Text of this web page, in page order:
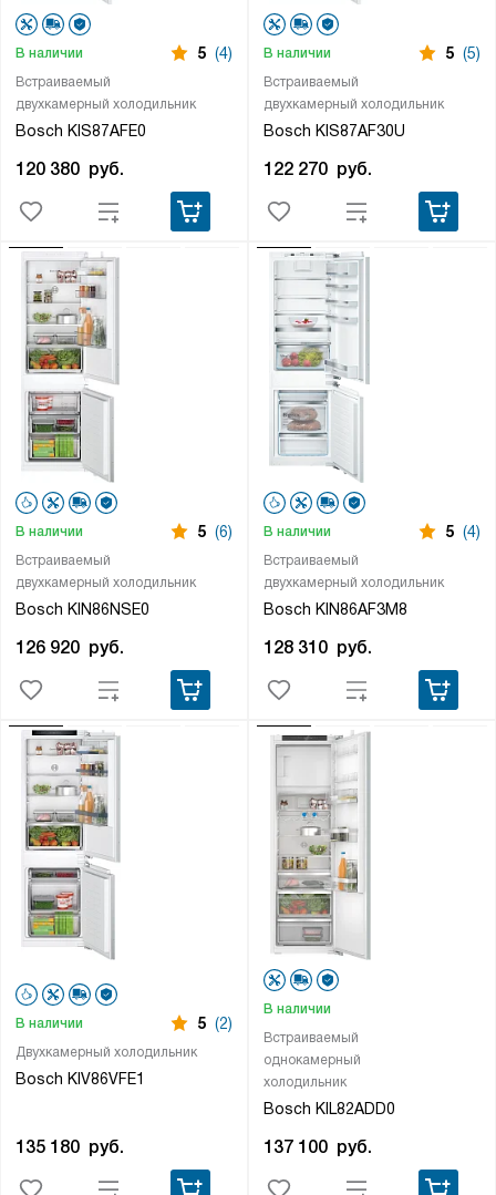
Встраиваемый
двухкамерный холодильник
Bosch KIS87AFE0
В наличии 5 (4)
120 380 руб.
Встраиваемый
двухкамерный холодильник
Bosch KIS87AF30U
В наличии 5 (5)
122 270 руб.
Встраиваемый
двухкамерный холодильник
Bosch KIN86NSE0
В наличии 5 (6)
126 920 руб.
Встраиваемый
двухкамерный холодильник
Bosch KIN86AF3M8
В наличии 5 (4)
128 310 руб.
Двухкамерный холодильник
Bosch KIV86VFE1
В наличии 5 (2)
135 180 руб.
Встраиваемый
однокамерный
холодильник
Bosch KIL82ADD0
В наличии
137 100 руб.